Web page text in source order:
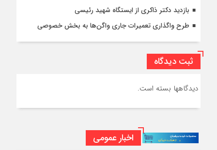
بازدید دکتر ذاکری از ایستگاه شهید رئیسی
طرح واگذاری تعمیرات جاری واگن‌ها به بخش خصوصی
ثبت دیدگاه
دیدگاهها بسته است.
اخبار عمومی